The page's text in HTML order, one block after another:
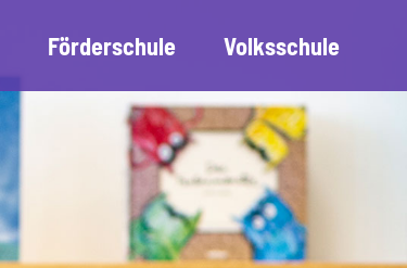
Förderschule Volksschule